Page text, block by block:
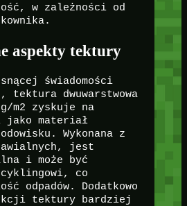
w zależności od
aspekty tektury
świadomości
tektura dwuwarstwowa
m2 zyskuje na
jako materiał
Wykonana z
jest
i może być
co
odpadów. Dodatkowo
tektury bardziej